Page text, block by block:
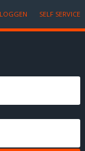
SELF SERVICE